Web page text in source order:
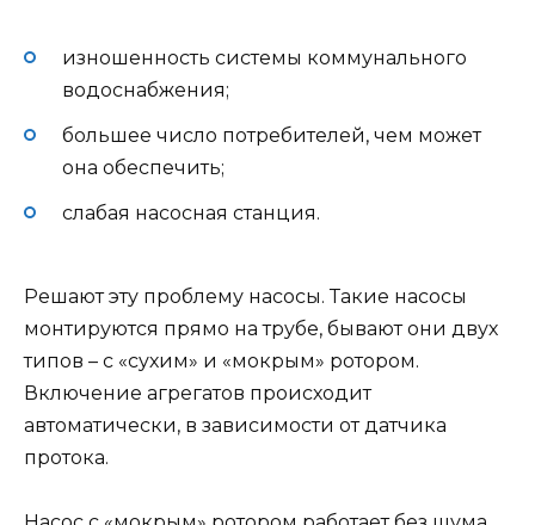
изношенность системы коммунального
водоснабжения;
большее число потребителей, чем может
она обеспечить;
слабая насосная станция.
Решают эту проблему насосы. Такие насосы
монтируются прямо на трубе, бывают они двух
типов – с «сухим» и «мокрым» ротором.
Включение агрегатов происходит
автоматически, в зависимости от датчика
протока.